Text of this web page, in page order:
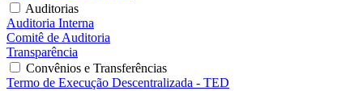
Auditorias
Auditoria Interna
Comitê de Auditoria
Transparência
Convênios e Transferências
Termo de Execução Descentralizada - TED